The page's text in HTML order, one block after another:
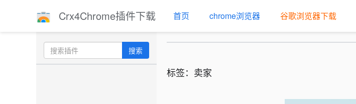
Crx4Chrome插件下载 首页 chrome浏览器 谷歌浏览器下载
搜索
标签：卖家